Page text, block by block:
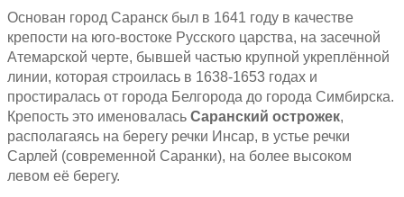
Основан город Саранск был в 1641 году в качестве
крепости на юго-востоке Русского царства, на засечной
Атемарской черте, бывшей частью крупной укреплённой
линии, которая строилась в 1638-1653 годах и
простиралась от города Белгорода до города Симбирска.
Крепость это именовалась Саранский острожек,
располагаясь на берегу речки Инсар, в устье речки
Сарлей (современной Саранки), на более высоком
левом её берегу.